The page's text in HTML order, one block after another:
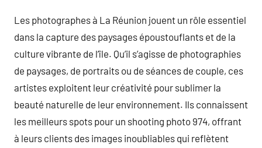
Les photographes à La Réunion jouent un rôle essentiel
dans la capture des paysages époustouflants et de la
culture vibrante de l’île. Qu’il s’agisse de photographies
de paysages, de portraits ou de séances de couple, ces
artistes exploitent leur créativité pour sublimer la
beauté naturelle de leur environnement. Ils connaissent
les meilleurs spots pour un shooting photo 974, offrant
à leurs clients des images inoubliables qui reflètent